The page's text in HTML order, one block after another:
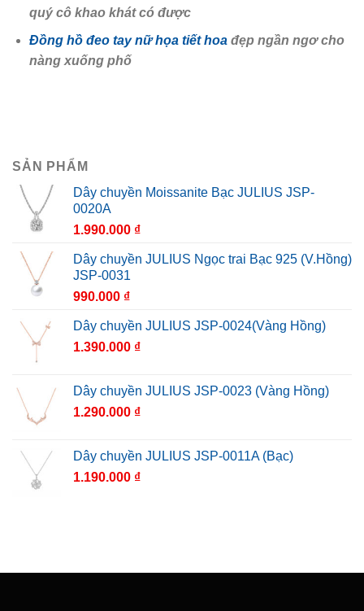
quý cô khao khát có được
Đồng hồ đeo tay nữ họa tiết hoađẹp ngần ngơ cho
nàng xuống phố
SẢN PHẨM
Dây chuyền Moissanite Bạc JULIUS JSP-
0020A
1.990.000 ₫
Dây chuyền JULIUS Ngọc trai Bạc 925 (V.Hồng)
JSP-0031
990.000 ₫
Dây chuyền JULIUS JSP-0024(Vàng Hồng)
1.390.000 ₫
Dây chuyền JULIUS JSP-0023 (Vàng Hồng)
1.290.000 ₫
Dây chuyền JULIUS JSP-0011A (Bạc)
1.190.000 ₫